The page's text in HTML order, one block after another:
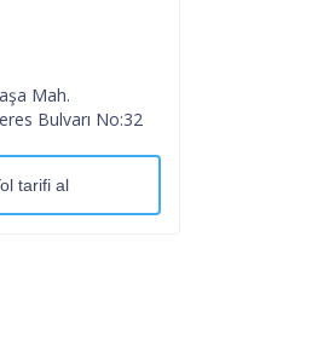
Mah.
Bulvarı No:32
tarifi al